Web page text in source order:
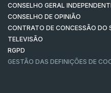
CONSELHO GERAL
CONSELHO DE OPINIÃO
CONTRATO DE CONCESSÃO DO
TELEVISÃO
RGPD
GESTÃO DAS DEFINIÇÕES DE